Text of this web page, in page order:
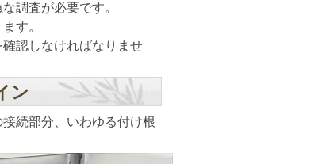
調査が必要です。
す。
認しなければなりませ
ン
続部分、いわゆる付け根